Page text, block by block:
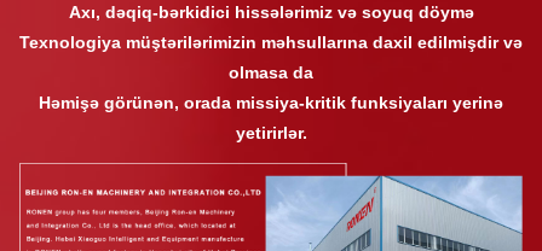
Axı, dəqiq-bərkidici hissələrimiz və soyuq döymə
Texnologiya müştərilərimizin məhsullarına daxil edilmişdir və
olmasa da
Həmişə görünən, orada missiya-kritik funksiyaları yerinə
yetirirlər.